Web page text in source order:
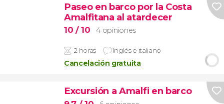
Paseo en barco por la Costa
Amalfitana al atardecer
10 / 10 4 opiniones
2 horas Inglés e italiano
Cancelación gratuita
Excursión a Amalfi en barco